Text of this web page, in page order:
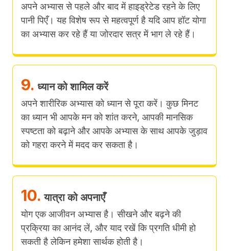
अपने अभ्यास से पहले और बाद में हाइड्रेटेड रहने के लिए
पानी पिएँ। यह विशेष रूप से महत्वपूर्ण है यदि आप हॉट योगा
का अभ्यास कर रहे हैं या जोरदार सत्र में भाग ले रहे हैं।
9. ध्यान को शामिल करें
अपने शारीरिक अभ्यास को ध्यान से पूरा करें। कुछ मिनट
का ध्यान भी आपके मन को शांत करने, आपकी मानसिक
स्पष्टता को बढ़ाने और आपके अभ्यास के साथ आपके जुड़ाव
को गहरा करने में मदद कर सकता है।
10. यात्रा को अपनाएँ
योग एक आजीवन अभ्यास है। सीखने और बढ़ने की
प्रक्रिया का आनंद लें, और याद रखें कि प्रगति धीमी हो
सकती है लेकिन हमेशा सार्थक होती है।